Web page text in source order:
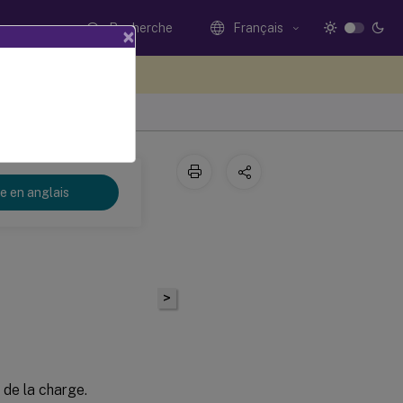
Recherche Français
en anglais
la charge.
>
×